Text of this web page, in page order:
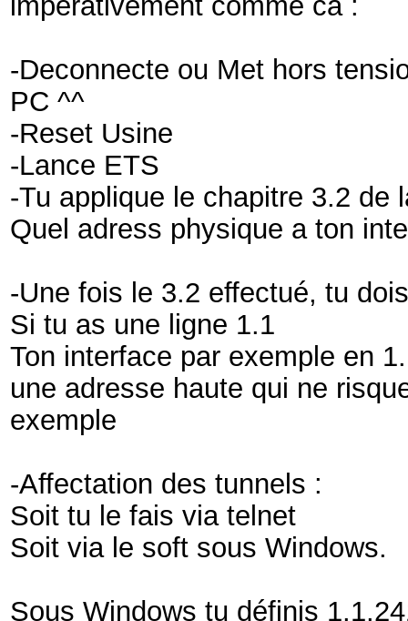
-Deconnecte ou Met hors
PC ^^
-Reset Usine
-Lance ETS
-Tu applique le chapitre 3.2 de
Quel adress physique a ton
-Une fois le 3.2 effectué, tu
Si tu as une ligne 1.1
Ton interface par exemple en
une adresse haute qui ne
exemple
-Affectation des tunnels :
Soit tu le fais via telnet
Soit via le soft sous Windows.
Sous Windows tu définis